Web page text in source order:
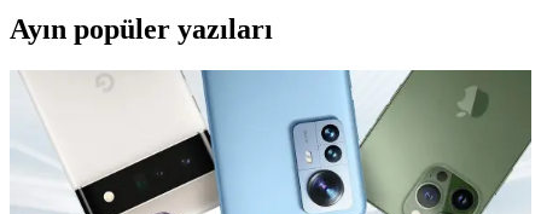
Ayın popüler yazıları